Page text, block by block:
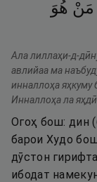
مَنْ هُوَ
Ала лиллаҳи-д-
авлийаа ма
инналлоҳа яҳкуму
Инналлоҳа ла
Огоҳ бош: дин
барои Худо
дӯстон
ибодат